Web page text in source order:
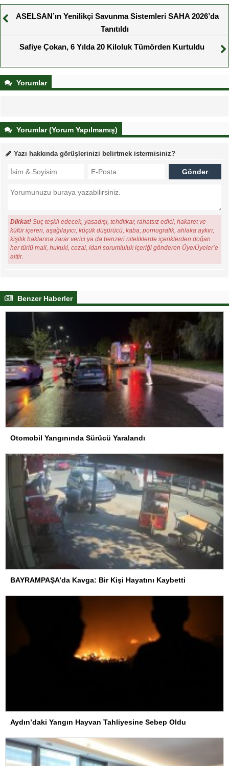
ASELSAN’ın Yenilikçi Savunma Sistemleri SAHA 2026’da
Tanıtıldı
Safiye Çokan, 6 Yılda 20 Kiloluk Tümörden Kurtuldu
Yorumlar
Yorumlar (Yorum Yapılmamış)
Yazı hakkında görüşlerinizi belirtmek istermisiniz?
Dikkat! Suç teşkil edecek, yasadışı, tehditkar, rahatsız edici, hakaret ve
küfür içeren, aşağılayıcı, küçük düşürücü, kaba, pornografik, ahlaka aykırı,
kişilik haklarına zarar verici ya da benzeri niteliklerde içeriklerden doğan
her türlü mali, hukuki, cezai, idari sorumluluk içeriği gönderen Üye/Üyeler’e
aittir.
Benzer Haberler
Otomobil Yangınında Sürücü Yaralandı
BAYRAMPAŞA’da Kavga: Bir Kişi Hayatını Kaybetti
Aydın’daki Yangın Hayvan Tahliyesine Sebep Oldu